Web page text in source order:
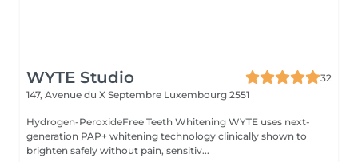
WYTE Studio
32
147, Avenue du X Septembre Luxembourg 2551
Hydrogen-PeroxideFree Teeth Whitening WYTE uses next-
generation PAP+ whitening technology clinically shown to
brighten safely without pain, sensitiv...